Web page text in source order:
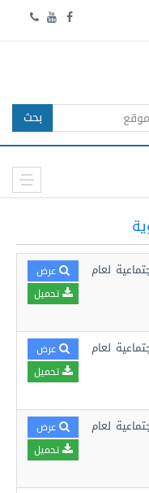
بحث
لعام
عرض
تحميل
لعام
عرض
تحميل
لعام
عرض
تحميل